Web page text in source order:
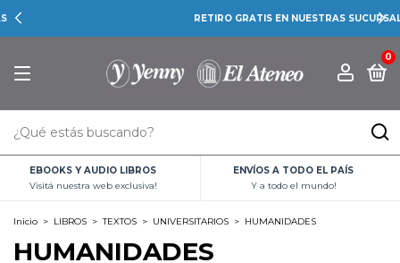
RETIRO GRATIS EN NUESTRAS SUCURSALES
0
EBOOKS Y AUDIO LIBROS
Visitá nuestra web exclusiva!
ENVÍOS A TODO EL PAÍS
Y a todo el mundo!
Inicio > LIBROS > TEXTOS > UNIVERSITARIOS > HUMANIDADES
HUMANIDADES